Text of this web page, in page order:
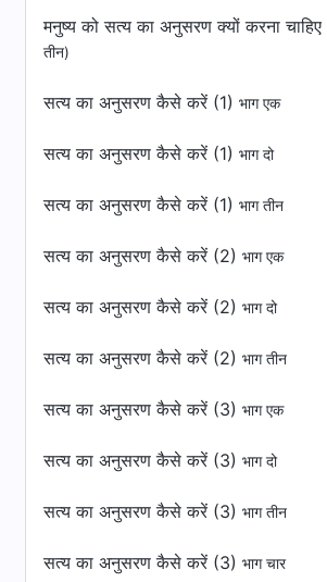
मनुष्य को सत्य का अनुसरण क्यों करना चाहिए
तीन)
सत्य का अनुसरण कैसे करें (1) भाग एक
सत्य का अनुसरण कैसे करें (1) भाग दो
सत्य का अनुसरण कैसे करें (1) भाग तीन
सत्य का अनुसरण कैसे करें (2) भाग एक
सत्य का अनुसरण कैसे करें (2) भाग दो
सत्य का अनुसरण कैसे करें (2) भाग तीन
सत्य का अनुसरण कैसे करें (3) भाग एक
सत्य का अनुसरण कैसे करें (3) भाग दो
सत्य का अनुसरण कैसे करें (3) भाग तीन
सत्य का अनुसरण कैसे करें (3) भाग चार